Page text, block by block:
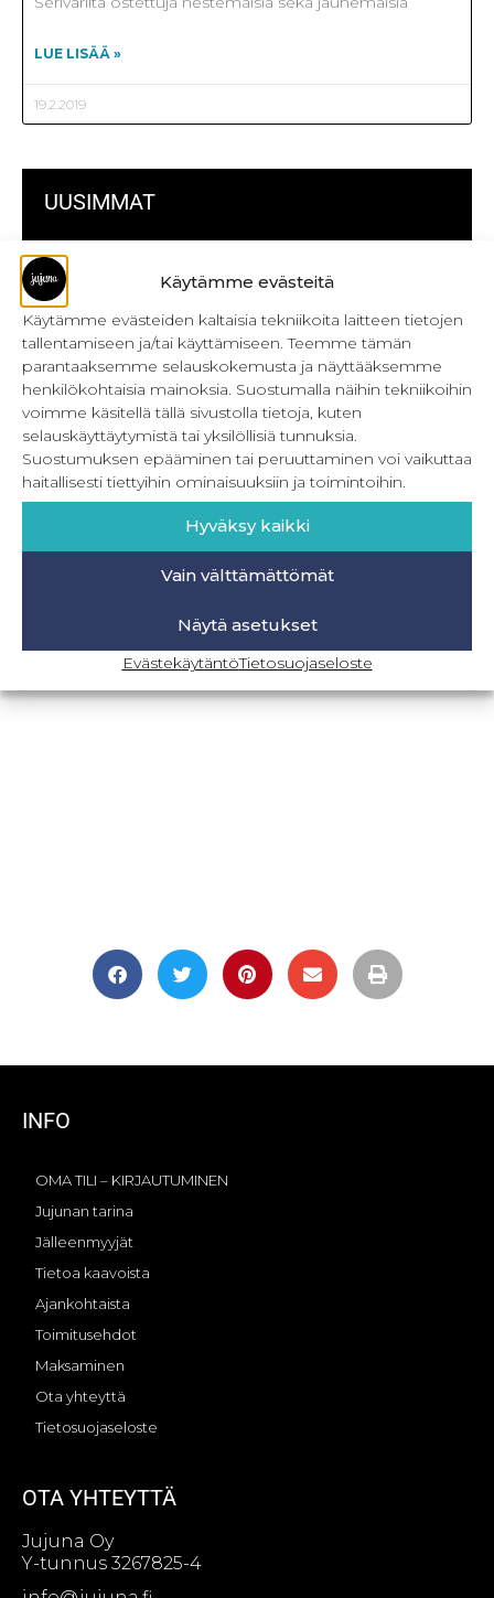
Käytämme evästeitä
Käytämme evästeiden kaltaisia tekniikoita laitteen tietojen
tallentamiseen ja/tai käyttämiseen. Teemme tämän
parantaaksemme selauskokemusta ja näyttääksemme
henkilökohtaisia mainoksia. Suostumalla näihin tekniikoihin
voimme käsitellä tällä sivustolla tietoja, kuten
selauskäyttäytymistä tai yksilöllisiä tunnuksia.
Suostumuksen epääminen tai peruuttaminen voi vaikuttaa
haitallisesti tiettyihin ominaisuuksiin ja toimintoihin.
Hyväksy kaikki
Vain välttämättömät
Näytä asetukset
EvästekäytäntöTietosuojaseloste
UUSIMMAT
Kulmikas pussukka kaava Särmä
Bokserikuminauhan ompelu
Metrivetoketjun käyttö
Metrivetoketjun lukon pujottaminen
Onnistu joustavien vaatteiden ompelussa
Laakasauman ompelu saumurilla
Jujunan ompelubingo heinä-joulukuulle
BLOGI-SIVULLE
LUE LISÄÄ »
19.2.2019
INFO
OMA TILI – KIRJAUTUMINEN
Jujunan tarina
Jälleenmyyjät
Tietoa kaavoista
Ajankohtaista
Toimitusehdot
Maksaminen
Ota yhteyttä
Tietosuojaseloste
OTA YHTEYTTÄ
Jujuna Oy
Y-tunnus 3267825-4